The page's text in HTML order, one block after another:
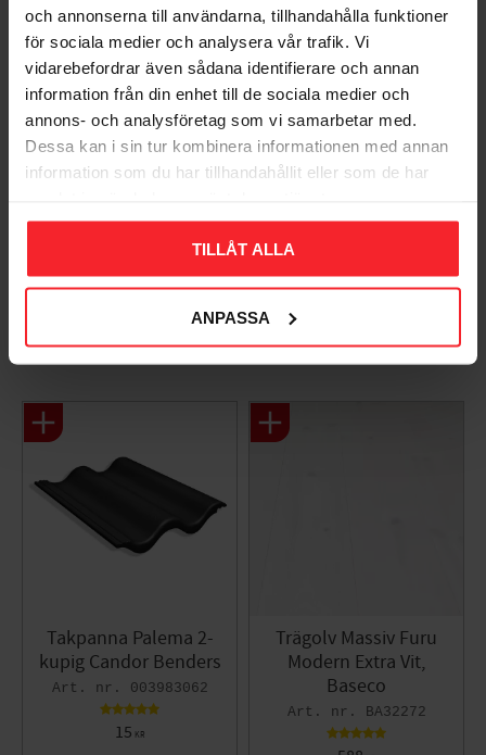
och annonserna till användarna, tillhandahålla funktioner
för sociala medier och analysera vår trafik. Vi
vidarebefordrar även sådana identifierare och annan
information från din enhet till de sociala medier och
annons- och analysföretag som vi samarbetar med.
Dessa kan i sin tur kombinera informationen med annan
information som du har tillhandahållit eller som de har
TILLÅT ALLA
ANPASSA
Du
Populära produkter
Takpanna Palema 2-
kupig Candor Benders
003983062
15 KR
Trägolv Massiv Furu
Modern Extra Vit,
Baseco
BA32272